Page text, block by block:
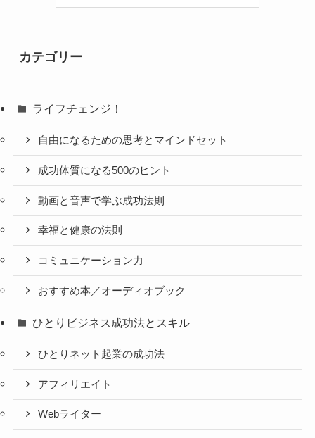
カテゴリー
ライフチェンジ！
自由になるための思考とマインドセット
成功体質になる500のヒント
動画と音声で学ぶ成功法則
幸福と健康の法則
コミュニケーション力
おすすめ本／オーディオブック
ひとりビジネス成功法とスキル
ひとりネット起業の成功法
アフィリエイト
Webライター